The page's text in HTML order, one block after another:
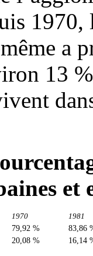
a
13
et
1970 1981
79,92 %
83,86
20,08 % 16,14